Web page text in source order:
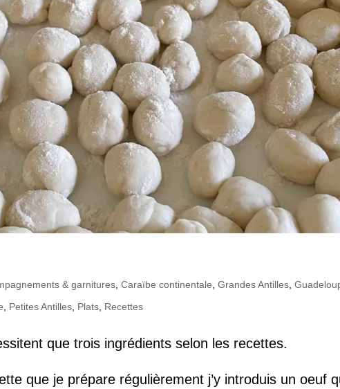
& garnitures ,Caraïbe continentale ,Grandes Antilles ,
Petites Antilles Plats Recettes
que trois ingrédients selon les recettes.
que je prépare régulièrement j’y introduis un oeuf